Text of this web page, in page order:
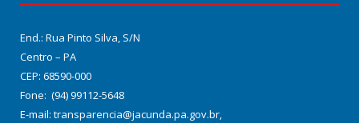
End.: Rua Pinto Silva, S/N
Centro – PA
CEP: 68590-000
Fone: (94) 99112-5648
E-mail: transparencia@jacunda.pa.gov.br,